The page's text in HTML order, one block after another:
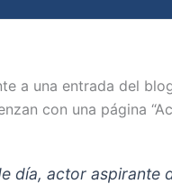
a una entrada del
con una página
día, actor